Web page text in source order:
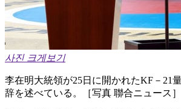
사진 크게보기
李在明大統領が25日に開かれたKF－21
辞を述べている。［写真 聯合ニュース］